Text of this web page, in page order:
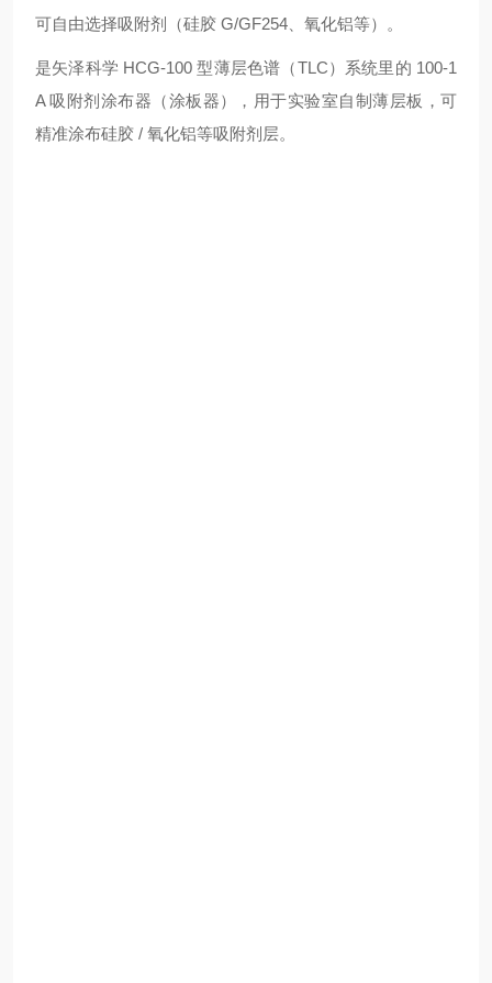
可自由选择吸附剂（硅胶 G/GF254、氧化铝等）。
是矢泽科学 HCG-100 型薄层色谱（TLC）系统里的 100-1
A 吸附剂涂布器（涂板器），用于实验室自制薄层板，可
精准涂布硅胶 / 氧化铝等吸附剂层。